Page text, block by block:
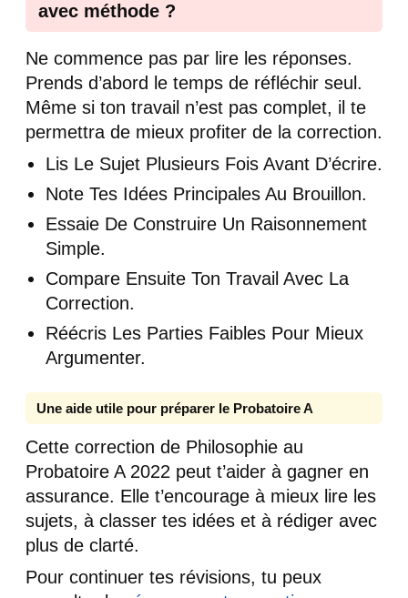
avec méthode ?
Ne commence pas par lire les réponses.
Prends d’abord le temps de réfléchir seul.
Même si ton travail n’est pas complet, il te
permettra de mieux profiter de la correction.
Lis Le Sujet Plusieurs Fois Avant D’écrire.
Note Tes Idées Principales Au Brouillon.
Essaie De Construire Un Raisonnement
Simple.
Compare Ensuite Ton Travail Avec La
Correction.
Réécris Les Parties Faibles Pour Mieux
Argumenter.
Une aide utile pour préparer le Probatoire A
Cette correction de Philosophie au
Probatoire A 2022 peut t’aider à gagner en
assurance. Elle t’encourage à mieux lire les
sujets, à classer tes idées et à rédiger avec
plus de clarté.
Pour continuer tes révisions, tu peux